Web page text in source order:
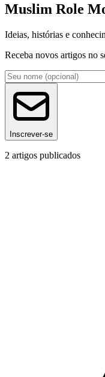
Muslim Role
Ideias, histórias e
Receba novos artigos no
Inscrever-se
2 artigos publicados